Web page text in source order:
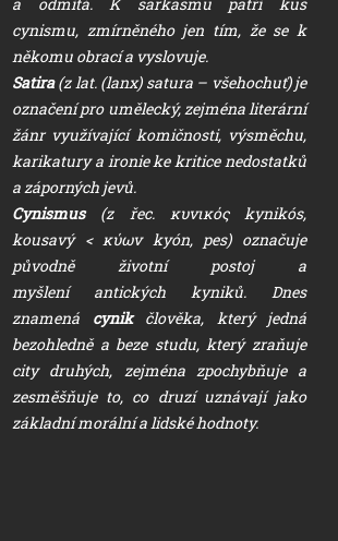
cynismu, zmírněného jen tím, že se k
někomu obrací a vyslovuje.
Satira(z lat. (lanx) satura – všehochuť) je
označení pro umělecký, zejména literární
žánr využívající komičnosti, výsměchu,
karikatury a ironie ke kritice nedostatků
a záporných jevů.
Cynismus (z řec. κυνικός kynikós,
kousavý < κύων kyón, pes) označuje
původně životní postoj a
myšlení antických kyniků. Dnes
znamená cynikčlověka, který jedná
bezohledně a beze studu, který zraňuje
city druhých, zejména zpochybňuje a
zesměšňuje to, co druzí uznávají jako
základní morální a lidské hodnoty.